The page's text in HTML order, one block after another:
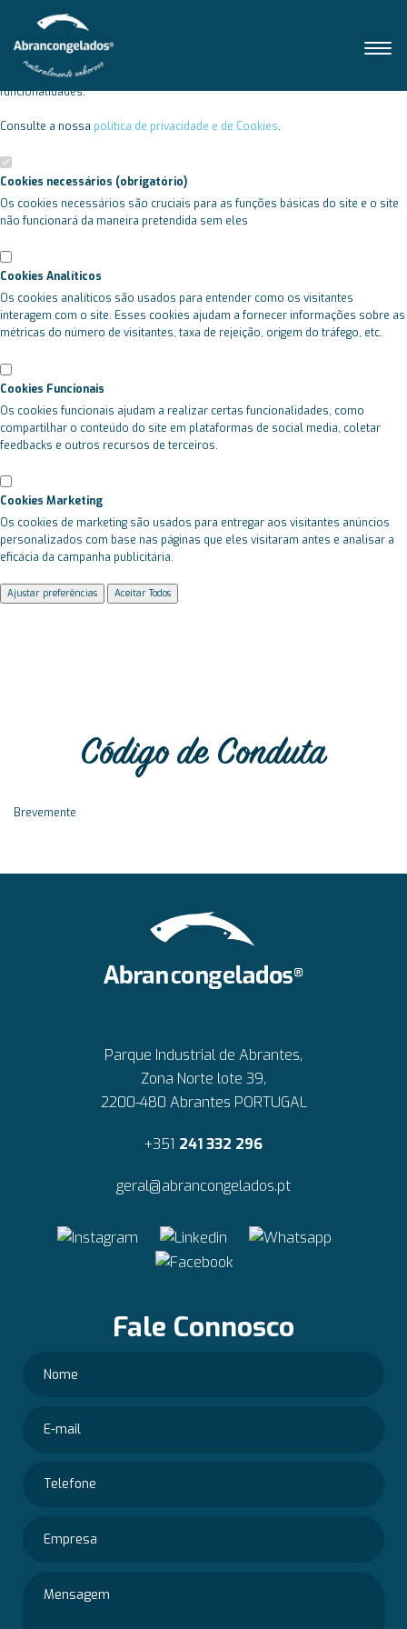
Defina as suas preferências de cookies para este website.
Este website utiliza cookies estritamente necessários, analíticos e funcionais,
para lhe oferecer uma boa experiência de navegação e acesso a todas as
funcionalidades.
Consulte a nossa política de privacidade e de Cookies.
Cookies necessários (obrigatório)
Os cookies necessários são cruciais para as funções básicas do site e o site
não funcionará da maneira pretendida sem eles
Cookies Analíticos
Os cookies analíticos são usados para entender como os visitantes
interagem com o site. Esses cookies ajudam a fornecer informações sobre as
métricas do número de visitantes, taxa de rejeição, origem do tráfego, etc.
Cookies Funcionais
Os cookies funcionais ajudam a realizar certas funcionalidades, como
compartilhar o conteúdo do site em plataformas de social media, coletar
feedbacks e outros recursos de terceiros.
Cookies Marketing
Os cookies de marketing são usados para entregar aos visitantes anúncios
personalizados com base nas páginas que eles visitaram antes e analisar a
eficácia da campanha publicitária.
Ajustar preferências Aceitar Todos
Código de Conduta
Brevemente
Parque Industrial de Abrantes,
Zona Norte lote 39,
2200-480 Abrantes PORTUGAL
+351 241 332 296
geral@abrancongelados.pt
Fale Connosco